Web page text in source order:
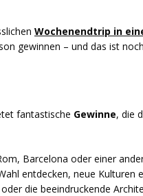
Wochenendtrip in
gewinnen – und das ist
fantastische Gewinne, die
Barcelona oder einer
entdecken, neue Kulturen
die beeindruckende